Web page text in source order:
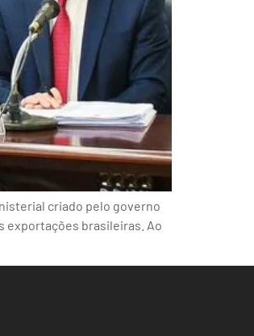
criado pelo governo
exportações brasileiras. Ao